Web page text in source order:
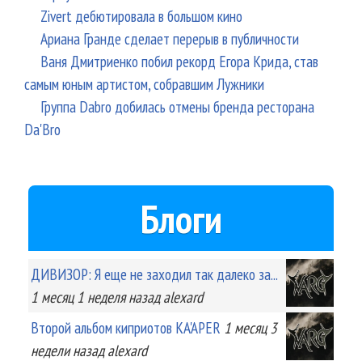
Zivert дебютировала в большом кино
Ариана Гранде сделает перерыв в публичности
Ваня Дмитриенко побил рекорд Егора Крида, став
самым юным артистом, собравшим Лужники
Группа Dabro добилась отмены бренда ресторана
Da'Bro
Блоги
ДИВИЗОР: Я еще не заходил так далеко за...
1 месяц 1 неделяназад alexard
Второй альбом киприотов KA'APER 1 месяц 3
неделиназад alexard